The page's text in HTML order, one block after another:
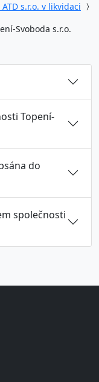
ATD s.r.o. v likvidaci
Svoboda s.r.o.
Topení-
do
společnosti